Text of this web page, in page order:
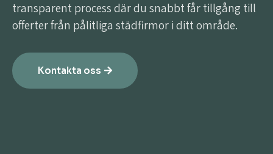
transparent process där du snabbt får tillgång till
offerter från pålitliga städfirmor i ditt område.
Kontakta oss